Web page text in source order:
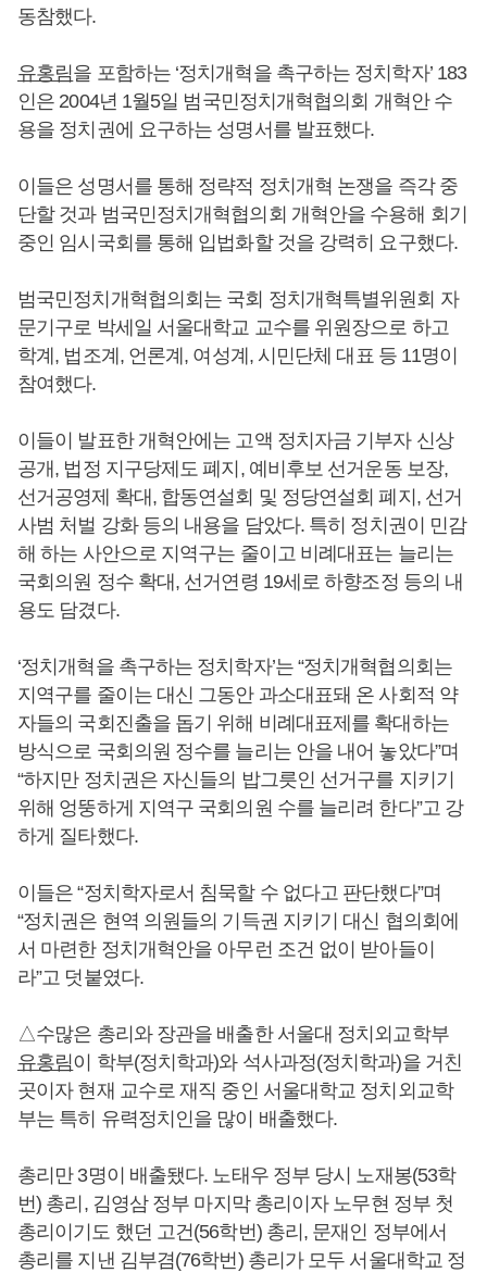
동참했다.
유홍림을 포함하는 ‘정치개혁을 촉구하는 정치학자’ 183
인은 2004년 1월5일 범국민정치개혁협의회 개혁안 수
용을 정치권에 요구하는 성명서를 발표했다.
이들은 성명서를 통해 정략적 정치개혁 논쟁을 즉각 중
단할 것과 범국민정치개혁협의회 개혁안을 수용해 회기
중인 임시국회를 통해 입법화할 것을 강력히 요구했다.
범국민정치개혁협의회는 국회 정치개혁특별위원회 자
문기구로 박세일 서울대학교 교수를 위원장으로 하고
학계, 법조계, 언론계, 여성계, 시민단체 대표 등 11명이
참여했다.
이들이 발표한 개혁안에는 고액 정치자금 기부자 신상
공개, 법정 지구당제도 폐지, 예비후보 선거운동 보장,
선거공영제 확대, 합동연설회 및 정당연설회 폐지, 선거
사범 처벌 강화 등의 내용을 담았다. 특히 정치권이 민감
해 하는 사안으로 지역구는 줄이고 비례대표는 늘리는
국회의원 정수 확대, 선거연령 19세로 하향조정 등의 내
용도 담겼다.
‘정치개혁을 촉구하는 정치학자’는 “정치개혁협의회는
지역구를 줄이는 대신 그동안 과소대표돼 온 사회적 약
자들의 국회진출을 돕기 위해 비례대표제를 확대하는
방식으로 국회의원 정수를 늘리는 안을 내어 놓았다”며
“하지만 정치권은 자신들의 밥그릇인 선거구를 지키기
위해 엉뚱하게 지역구 국회의원 수를 늘리려 한다”고 강
하게 질타했다.
이들은 “정치학자로서 침묵할 수 없다고 판단했다”며
“정치권은 현역 의원들의 기득권 지키기 대신 협의회에
서 마련한 정치개혁안을 아무런 조건 없이 받아들이
라”고 덧붙였다.
△수많은 총리와 장관을 배출한 서울대 정치외교학부
유홍림이 학부(정치학과)와 석사과정(정치학과)을 거친
곳이자 현재 교수로 재직 중인 서울대학교 정치외교학
부는 특히 유력정치인을 많이 배출했다.
총리만 3명이 배출됐다. 노태우 정부 당시 노재봉(53학
번) 총리, 김영삼 정부 마지막 총리이자 노무현 정부 첫
총리이기도 했던 고건(56학번) 총리, 문재인 정부에서
총리를 지낸 김부겸(76학번) 총리가 모두 서울대학교 정